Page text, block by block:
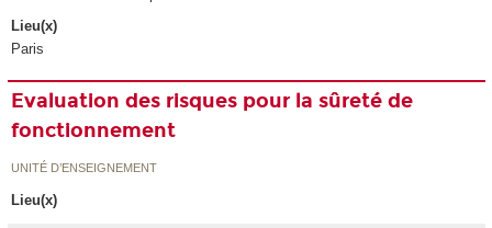
Lieu(x)
Paris
Evaluation des risques pour la sûreté de
fonctionnement
UNITÉ D’ENSEIGNEMENT
Lieu(x)